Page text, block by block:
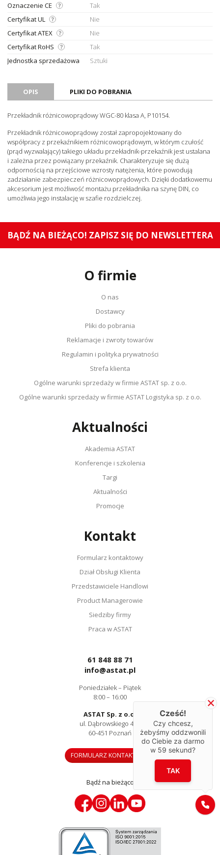
Oznaczenie CE
Tak
Certyfikat UL
Nie
Certyfikat ATEX
Nie
Certyfikat RoHS
Tak
Jednostka sprzedażowa
Sztuki
OPIS PLIKI DO POBRANIA
Przekładnik różnicowoprądowy WGC-80 klasa A, P10154.
Przekładnik różnicowoprądowy został zapropojektowany do
współpracy z przekaźnikiem różnicowoprądowym, w którym czułość
(prąd wyzwalający) takiego układu przekładnik-przekaźnik jest ustalana
i zależna przez powiązany przekaźnik. Charakteryzuje się dużą
odpornością na przejściowe wzrosty natężenia, które powodują
zadziałanie zabezpieczeń różnicowoprądowych. Dzięki dodatkowemu
akcesorium jest możliwość montażu przekładnika na szynę DIN, co
umożliwia jego instalację w szafie rozdzielczej.
BĄDŹ NA BIEŻĄCO! ZAPISZ SIĘ DO NEWSLETTERA
O firmie
O nas
Dostawcy
Pliki do pobrania
Reklamacje i zwroty towarów
Regulamin i polityka prywatności
Strefa klienta
Ogólne warunki sprzedaży w firmie ASTAT sp. z o.o.
Ogólne warunki sprzedaży w firmie ASTAT Logistyka sp. z o.o.
Aktualności
Akademia ASTAT
Konferencje i szkolenia
Targi
Aktualności
Promocje
Kontakt
Formularz kontaktowy
Dział Obsługi Klienta
Przedstawiciele Handlowi
Product Managerowie
Siedziby firmy
Praca w ASTAT
61 848 88 71
info@astat.pl
Poniedziałek – Piątek
8:00 – 16:00
ASTAT Sp. z o.o.
ul. Dąbrowskiego 441
60-451 Poznań
FORMULARZ KONTAKTOWY
Bądź na bieżąco
Cześć!
Czy chcesz,
żebyśmy oddzwonili
do Ciebie za darmo
w 59 sekund?
TAK